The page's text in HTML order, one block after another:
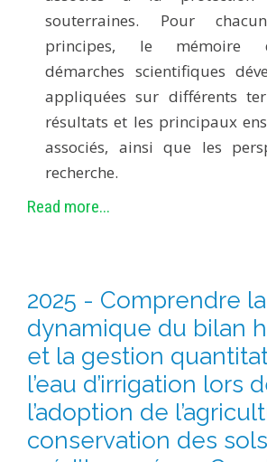
souterraines. Pour
principes, le mémoire
démarches scientifiques
appliquées sur différents
résultats et les principaux
associés, ainsi que les
recherche.
Read more...
2025 - Comprendre la
dynamique du bilan
et la gestion
l’eau d’irrigation lors
l’adoption de
conservation des